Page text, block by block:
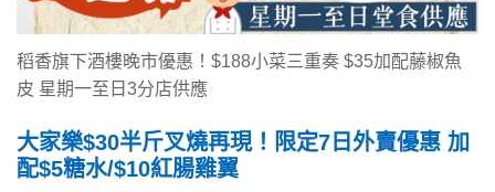
稻香旗下酒樓晚市優惠！$188小菜三重奏 $35加配藤椒魚
皮 星期一至日3分店供應
大家樂$30半斤叉燒再現！限定7日外賣優惠 加
配$5糖水/$10紅腸雞翼